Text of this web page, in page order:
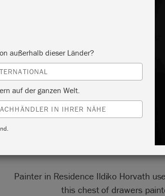
RUSTIKALE
von Ildiko
Painter in Residence Ildiko Horvath
this chest of drawers
außerhalb dieser Länder?
auf der ganzen Welt.
IN IHRER NÄHE